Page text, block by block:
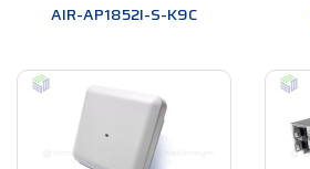
AIR-AP1852I-S-K9C